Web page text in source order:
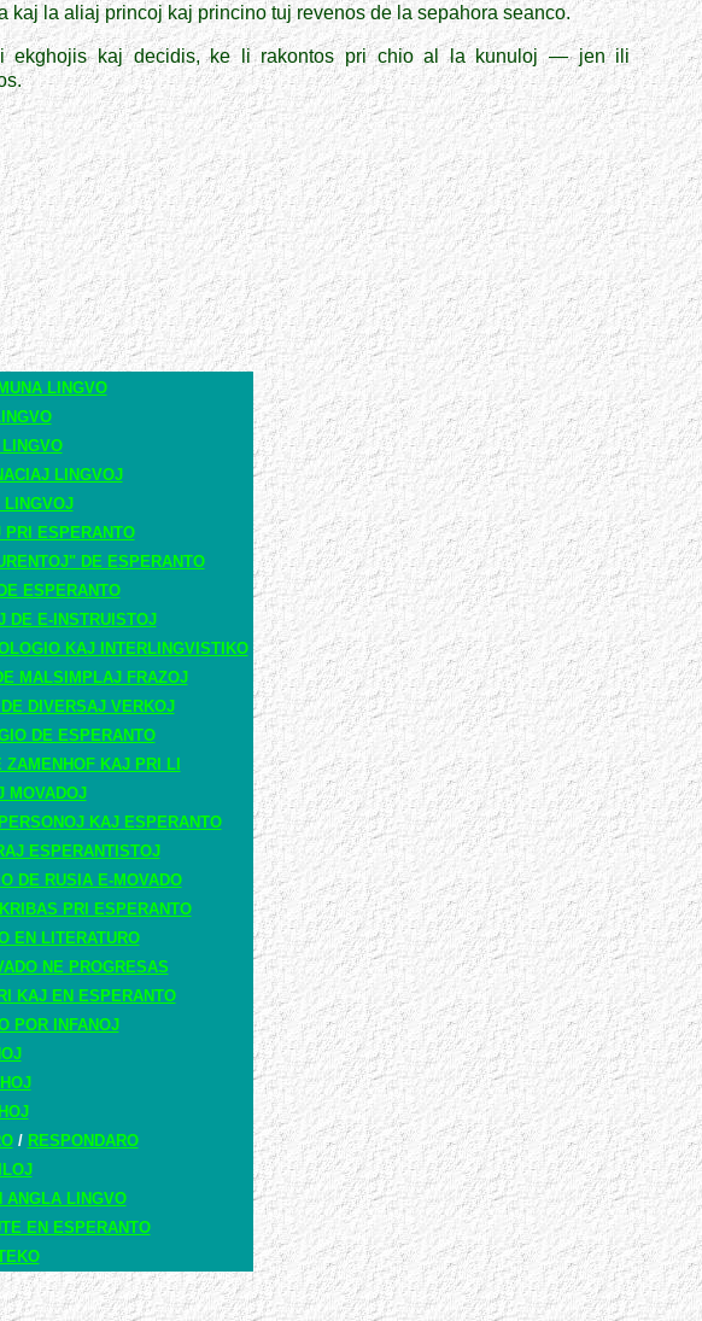
kaj la aliaj princoj kaj princino tuj revenos de la sepahora seanco.
ekghojis kaj decidis, ke li rakontos pri chio al la kunuloj — jen ili
LINGVO
LINGVOJ
LINGVOJ
PRI ESPERANTO
DE ESPERANTO
ESPERANTO
DE E-INSTRUISTOJ
KAJ INTERLINGVISTIKO
MALSIMPLAJ FRAZOJ
DIVERSAJ VERKOJ
DE ESPERANTO
ZAMENHOF KAJ PRI LI
MOVADOJ
KAJ ESPERANTO
ESPERANTISTOJ
DE RUSIA E-MOVADO
PRI ESPERANTO
EN LITERATURO
NE PROGRESAS
KAJ EN ESPERANTO
POR INFANOJ
/ RESPONDARO
ANGLA LINGVO
EN ESPERANTO